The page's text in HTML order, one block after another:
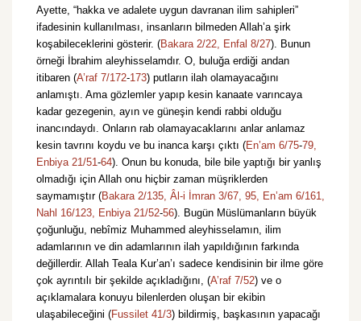
Ayette, “hakka ve adalete uygun davranan ilim sahipleri”
ifadesinin kullanılması, insanların bilmeden Allah’a şirk
koşabileceklerini gösterir. (Bakara 2/22, Enfal 8/27). Bunun
örneği İbrahim aleyhisselamdır. O, buluğa erdiği andan
itibaren (A’raf 7/172-173) putların ilah olamayacağını
anlamıştı. Ama gözlemler yapıp kesin kanaate varıncaya
kadar gezegenin, ayın ve güneşin kendi rabbi olduğu
inancındaydı. Onların rab olamayacaklarını anlar anlamaz
kesin tavrını koydu ve bu inanca karşı çıktı (En’am 6/75-79,
Enbiya 21/51-64). Onun bu konuda, bile bile yaptığı bir yanlış
olmadığı için Allah onu hiçbir zaman müşriklerden
saymamıştır (Bakara 2/135, Âl-i İmran 3/67, 95, En’am 6/161,
Nahl 16/123, Enbiya 21/52-56). Bugün Müslümanların büyük
çoğunluğu, nebîmiz Muhammed aleyhisselamın, ilim
adamlarının ve din adamlarının ilah yapıldığının farkında
değillerdir. Allah Teala Kur’an’ı sadece kendisinin bir ilme göre
çok ayrıntılı bir şekilde açıkladığını, (A’raf 7/52) ve o
açıklamalara konuyu bilenlerden oluşan bir ekibin
ulaşabileceğini (Fussilet 41/3) bildirmiş, başkasının yapacağı